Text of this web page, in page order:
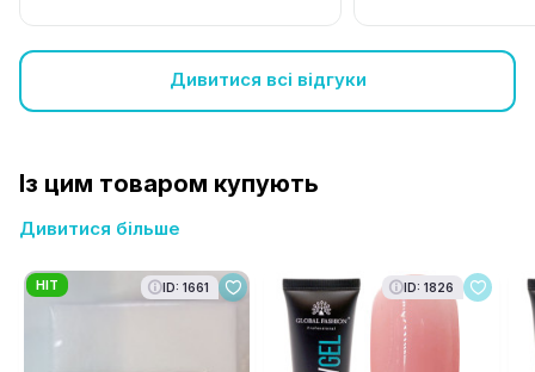
Дивитися всі відгуки
Із цим товаром купують
Дивитися більше
HIT ID: 1661 ID: 1826